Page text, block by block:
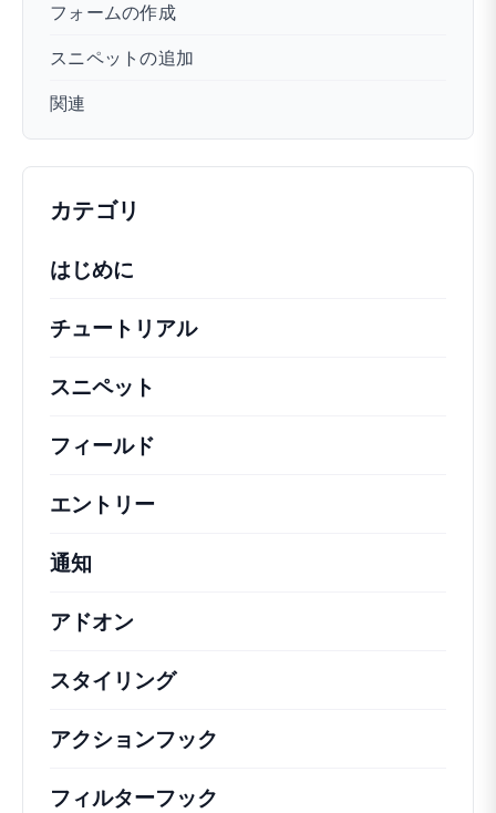
フォームの作成
スニペットの追加
関連
カテゴリ
はじめに
チュートリアル役立つハウツー記事やその他
スニペット
フィールド
エントリー
通知
アドオン
スタイリング
アクションフック
フィルターフック